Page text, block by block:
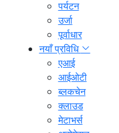
पर्यटन
उर्जा
पूर्वाधार
नयाँ प्रविधि
एआई
आईओटी
ब्लकचेन
क्लाउड
मेटाभर्स